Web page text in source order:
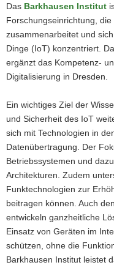
Das Barkhausen Institut
Forschungseinrichtung,
zusammenarbeitet und
Dinge (IoT) konzentriert.
ergänzt das Kompetenz-
Digitalisierung in Dresden.
Ein wichtiges Ziel der
und Sicherheit des IoT
sich mit Technologien in
Datenübertragung. Der
Betriebssystemen und
Architekturen. Zudem
Funktechnologien zur
beitragen können. Auch
entwickeln ganzheitliche
Einsatz von Geräten im
schützen, ohne die
Barkhausen Institut leistet